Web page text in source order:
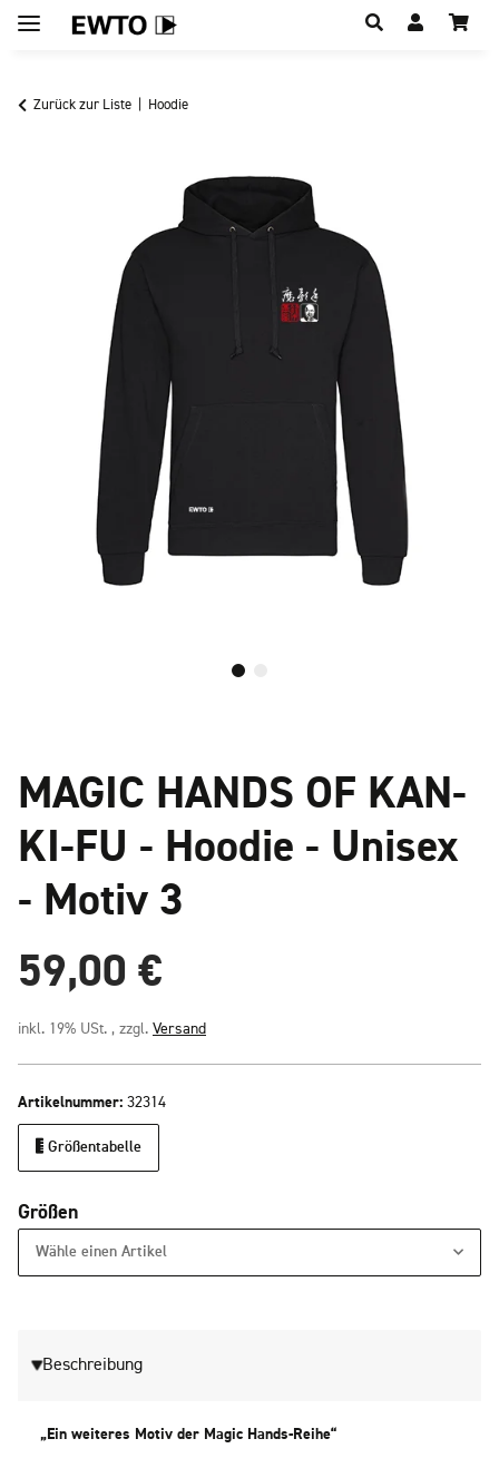
Zurück zur Liste Hoodie
MAGIC HANDS OF KAN-
KI-FU - Hoodie - Unisex
- Motiv 3
59,00 €
inkl. 19% USt. , zzgl. Versand
Artikelnummer: 32314
Größentabelle
Größen
Wähle einen Artikel
Beschreibung
„Ein weiteres Motiv der Magic Hands-Reihe“